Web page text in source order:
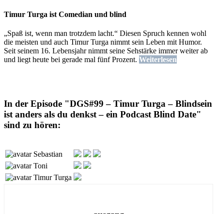
Timur Turga ist Comedian und blind
„Spaß ist, wenn man trotzdem lacht.“ Diesen Spruch kennen wohl
die meisten und auch Timur Turga nimmt sein Leben mit Humor.
Seit seinem 16. Lebensjahr nimmt seine Sehstärke immer weiter ab
und liegt heute bei gerade mal fünf Prozent. Weiterlesen
In der Episode "DGS#99 – Timur Turga – Blindsein
ist anders als du denkst – ein Podcast Blind Date"
sind zu hören:
Sebastian
Toni
Timur Turga